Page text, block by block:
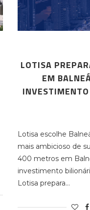
LOTISA
EM
Lotisa escolhe
mais ambicioso de
400 metros em
investimento
Lotisa prepara…